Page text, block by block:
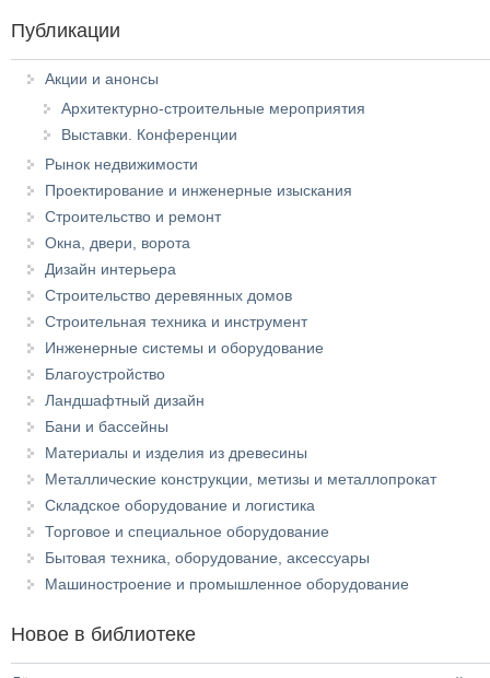
Публикации
Акции и анонсы
Архитектурно-строительные мероприятия
Выставки. Конференции
Рынок недвижимости
Проектирование и инженерные изыскания
Строительство и ремонт
Окна, двери, ворота
Дизайн интерьера
Строительство деревянных домов
Строительная техника и инструмент
Инженерные системы и оборудование
Благоустройство
Ландшафтный дизайн
Бани и бассейны
Материалы и изделия из древесины
Металлические конструкции, метизы и металлопрокат
Складское оборудование и логистика
Торговое и специальное оборудование
Бытовая техника, оборудование, аксессуары
Машиностроение и промышленное оборудование
Новое в библиотеке